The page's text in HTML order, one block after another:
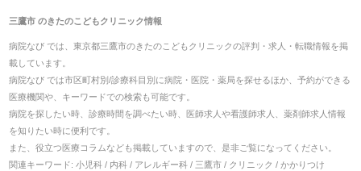
三鷹市のきたのこどもクリニック情報
病院なび では、 東京都三鷹市のきたのこどもクリニックの評判・求人・転職情報を掲
載しています。
病院なび では市区町村別/診療科目別に病院・医院・薬局を探せるほか、予約ができる
医療機関や、キーワードでの検索も可能です。
病院を探したい時、診療時間を調べたい時、医師求人や看護師求人、薬剤師求人情報
を知りたい時に便利です。
また、役立つ医療コラムなども掲載していますので、是非ご覧になってください。
関連キーワード: 小児科 / 内科 / アレルギー科 / 三鷹市 / クリニック / かかりつけ